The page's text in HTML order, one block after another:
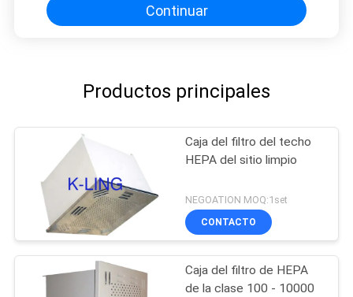
Continuar
Productos principales
Caja del filtro del techo
HEPA del sitio limpio
NEGOATION MOQ:1set
CONTACTO
Caja del filtro de HEPA
de la clase 100 - 10000